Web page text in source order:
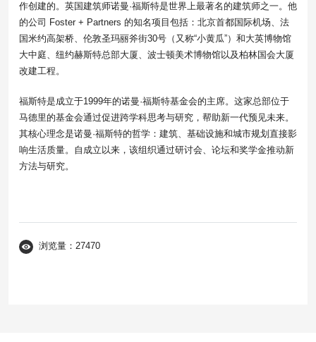
作创建的。英国建筑师诺曼·福斯特是世界上最著名的建筑师之一。他
的公司 Foster + Partners 的知名项目包括：北京首都国际机场、法
国米约高架桥、伦敦圣玛丽斧街30号（又称“小黄瓜”）和大英博物馆
大中庭、纽约赫斯特总部大厦、波士顿美术博物馆以及柏林国会大厦
改建工程。
福斯特是成立于1999年的诺曼·福斯特基金会的主席。这家总部位于
马德里的基金会通过促进跨学科思考与研究，帮助新一代预见未来。
其核心理念是诺曼·福斯特的哲学：建筑、基础设施和城市规划直接影
响生活质量。自成立以来，该组织通过研讨会、论坛和奖学金推动新
方法与研究。
浏览量：27470